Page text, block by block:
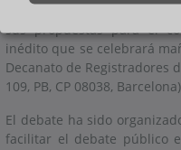
sus propuestas para el
inédito que se celebrará
Decanato de Registradores
109, PB, CP 08038,
El debate ha sido
facilitar el debate público